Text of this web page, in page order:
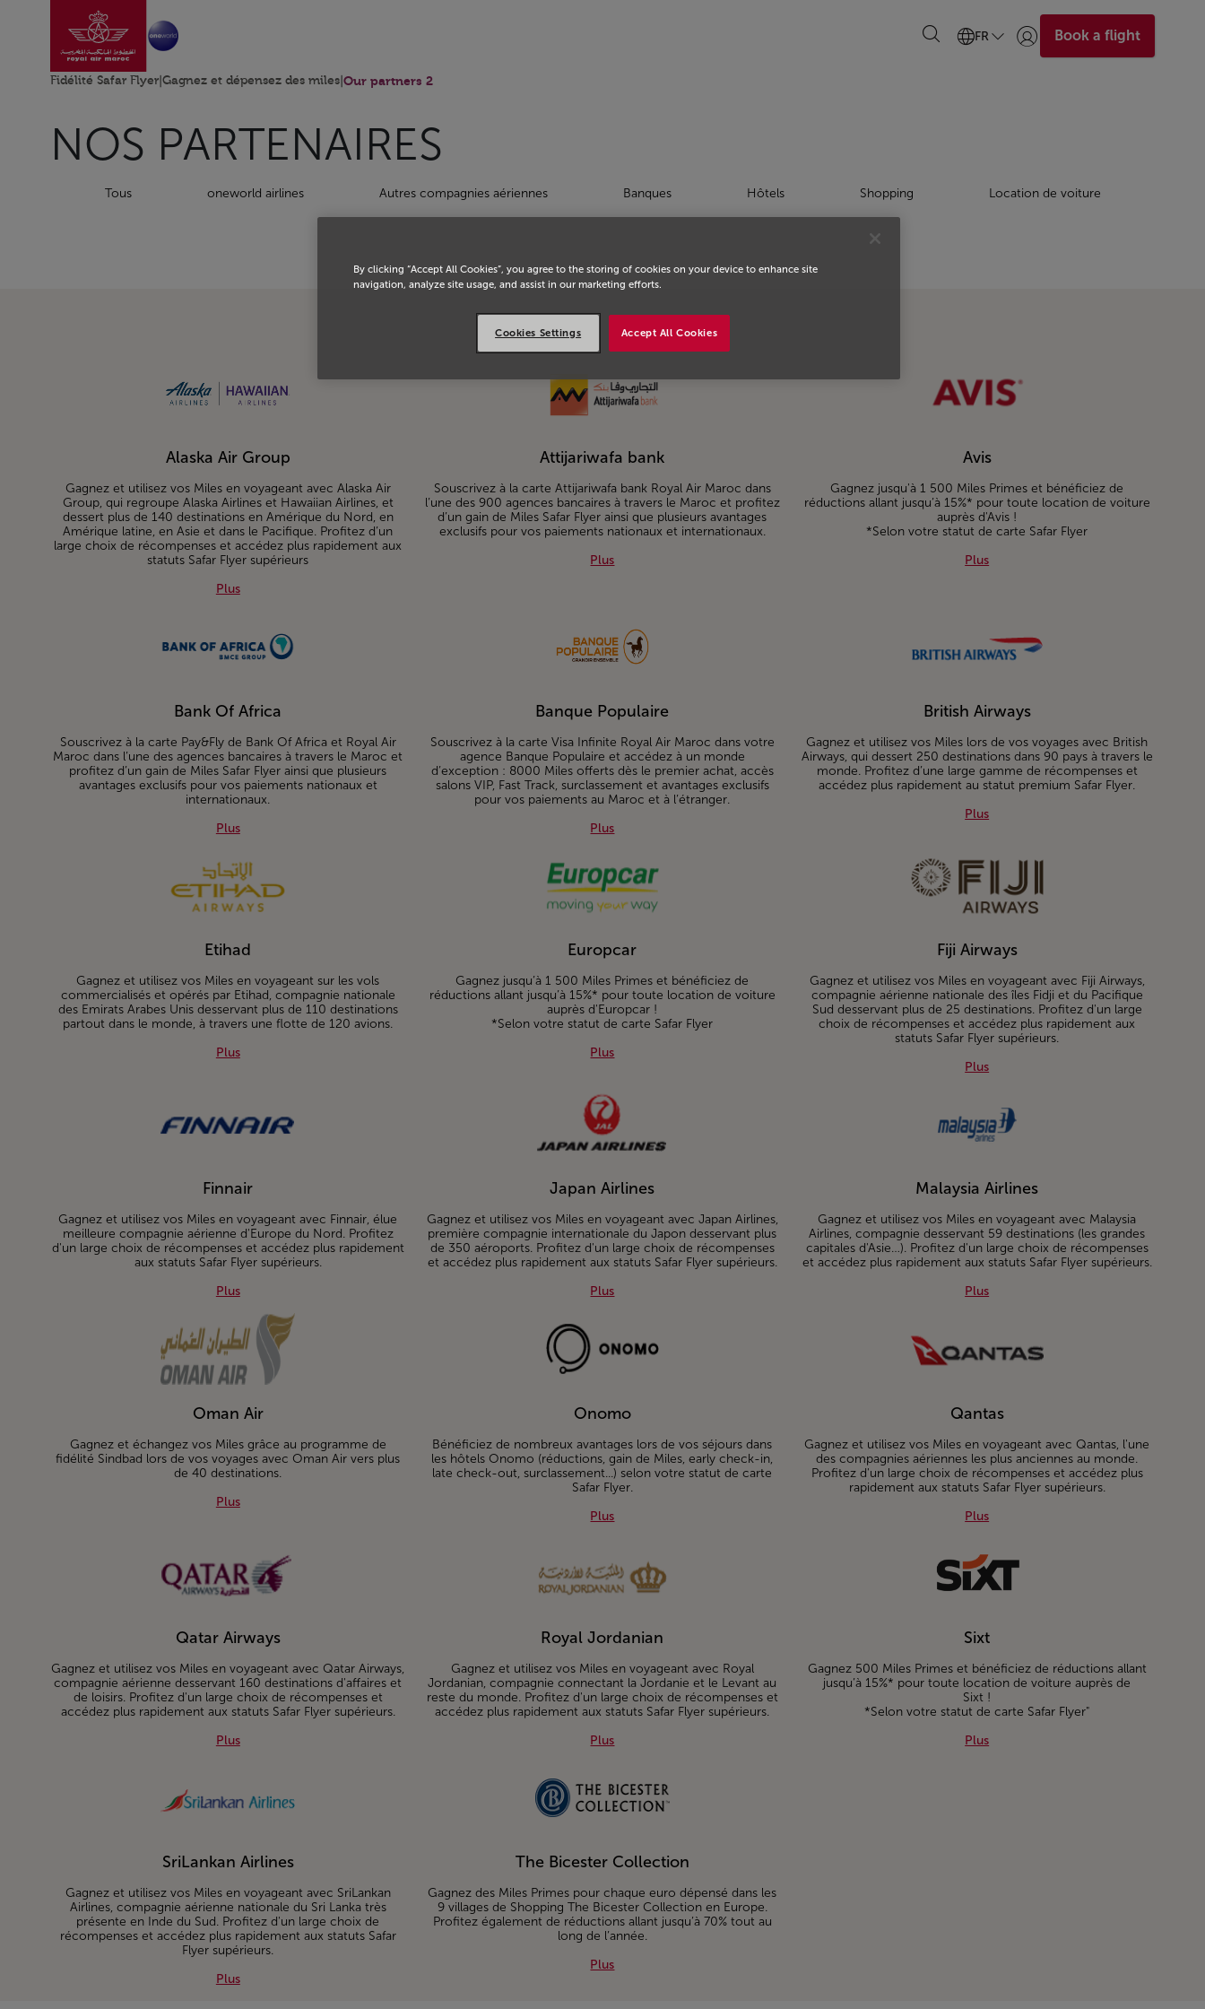
Saut au contenu principal
Aller à la page accueil FR Se connecter | S’inscrire)
Book a flight
Fidélité Safar Flyer Gagnez et dépensez des miles Our partners 2
NOS PARTENAIRES
Tous oneworld airlines Autres compagnies aériennes Banques Hôtels Shopping Location de voiture
Alaska Air Group
Gagnez et utilisez vos Miles en voyageant avec Alaska Air
Group, qui regroupe Alaska Airlines et Hawaiian Airlines, et
dessert plus de 140 destinations en Amérique du Nord, en
Amérique latine, en Asie et dans le Pacifique. Profitez d’un
large choix de récompenses et accédez plus rapidement aux
statuts Safar Flyer supérieurs
PlusPlus about Alaska Air Group
Attijariwafa bank
Souscrivez à la carte Attijariwafa bank Royal Air Maroc dans
l’une des 900 agences bancaires à travers le Maroc et profitez
d’un gain de Miles Safar Flyer ainsi que plusieurs avantages
exclusifs pour vos paiements nationaux et internationaux.
PlusPlus about Attijariwafa bank
Avis
Gagnez jusqu'à 1 500 Miles Primes et bénéficiez de
réductions allant jusqu’à 15%* pour toute location de voiture
auprès d'Avis !
*Selon votre statut de carte Safar Flyer
PlusPlus about Avis
Bank Of Africa
Souscrivez à la carte Pay&Fly de Bank Of Africa et Royal Air
Maroc dans l’une des agences bancaires à travers le Maroc et
profitez d’un gain de Miles Safar Flyer ainsi que plusieurs
avantages exclusifs pour vos paiements nationaux et
internationaux.
PlusPlus about Bank Of Africa
Banque Populaire
Souscrivez à la carte Visa Infinite Royal Air Maroc dans votre
agence Banque Populaire et accédez à un monde
d’exception : 8000 Miles offerts dès le premier achat, accès
salons VIP, Fast Track, surclassement et avantages exclusifs
pour vos paiements au Maroc et à l’étranger.
PlusPlus about Banque Populaire
British Airways
Gagnez et utilisez vos Miles lors de vos voyages avec British
Airways, qui dessert 250 destinations dans 90 pays à travers le
monde. Profitez d’une large gamme de récompenses et
accédez plus rapidement au statut premium Safar Flyer.
PlusPlus about British Airways
Etihad
Gagnez et utilisez vos Miles en voyageant sur les vols
commercialisés et opérés par Etihad, compagnie nationale
des Emirats Arabes Unis desservant plus de 110 destinations
partout dans le monde, à travers une flotte de 120 avions.
PlusPlus about Etihad
Europcar
Gagnez jusqu’à 1 500 Miles Primes et bénéficiez de
réductions allant jusqu’à 15%* pour toute location de voiture
auprès d'Europcar !
*Selon votre statut de carte Safar Flyer
PlusPlus about Europcar
Fiji Airways
Gagnez et utilisez vos Miles en voyageant avec Fiji Airways,
compagnie aérienne nationale des îles Fidji et du Pacifique
Sud desservant plus de 25 destinations. Profitez d'un large
choix de récompenses et accédez plus rapidement aux
statuts Safar Flyer supérieurs.
PlusPlus about Fiji Airways
Finnair
Gagnez et utilisez vos Miles en voyageant avec Finnair, élue
meilleure compagnie aérienne d'Europe du Nord. Profitez
d'un large choix de récompenses et accédez plus rapidement
aux statuts Safar Flyer supérieurs.
PlusPlus about Finnair
Japan Airlines
Gagnez et utilisez vos Miles en voyageant avec Japan Airlines,
première compagnie internationale du Japon desservant plus
de 350 aéroports. Profitez d'un large choix de récompenses
et accédez plus rapidement aux statuts Safar Flyer supérieurs.
PlusPlus about Japan Airlines
Malaysia Airlines
Gagnez et utilisez vos Miles en voyageant avec Malaysia
Airlines, compagnie desservant 59 destinations (les grandes
capitales d'Asie…). Profitez d'un large choix de récompenses
et accédez plus rapidement aux statuts Safar Flyer supérieurs.
PlusPlus about Malaysia Airlines
Oman Air
Gagnez et échangez vos Miles grâce au programme de
fidélité Sindbad lors de vos voyages avec Oman Air vers plus
de 40 destinations.
PlusPlus about Oman Air
Onomo
Bénéficiez de nombreux avantages lors de vos séjours dans
les hôtels Onomo (réductions, gain de Miles, early check-in,
late check-out, surclassement...) selon votre statut de carte
Safar Flyer.
PlusPlus about Onomo
Qantas
Gagnez et utilisez vos Miles en voyageant avec Qantas, l'une
des compagnies aériennes les plus anciennes au monde.
Profitez d'un large choix de récompenses et accédez plus
rapidement aux statuts Safar Flyer supérieurs.
PlusPlus about Qantas
Qatar Airways
Gagnez et utilisez vos Miles en voyageant avec Qatar Airways,
compagnie aérienne desservant 160 destinations d'affaires et
de loisirs. Profitez d'un large choix de récompenses et
accédez plus rapidement aux statuts Safar Flyer supérieurs.
PlusPlus about Qatar Airways
Royal Jordanian
Gagnez et utilisez vos Miles en voyageant avec Royal
Jordanian, compagnie connectant la Jordanie et le Levant au
reste du monde. Profitez d'un large choix de récompenses et
accédez plus rapidement aux statuts Safar Flyer supérieurs.
PlusPlus about Royal Jordanian
Sixt
Gagnez 500 Miles Primes et bénéficiez de réductions allant
jusqu’à 15%* pour toute location de voiture auprès de
Sixt !
*Selon votre statut de carte Safar Flyer"
PlusPlus about Sixt
SriLankan Airlines
Gagnez et utilisez vos Miles en voyageant avec SriLankan
Airlines, compagnie aérienne nationale du Sri Lanka très
présente en Inde du Sud. Profitez d'un large choix de
récompenses et accédez plus rapidement aux statuts Safar
Flyer supérieurs.
PlusPlus about SriLankan Airlines
The Bicester Collection
Gagnez des Miles Primes pour chaque euro dépensé dans les
9 villages de Shopping The Bicester Collection en Europe.
Profitez également de réductions allant jusqu’à 70% tout au
long de l’année.
PlusPlus about The Bicester Collection
By clicking “Accept All Cookies”, you agree to the storing of cookies on your device to enhance site
navigation, analyze site usage, and assist in our marketing efforts.
Accept All Cookies
Cookies Settings